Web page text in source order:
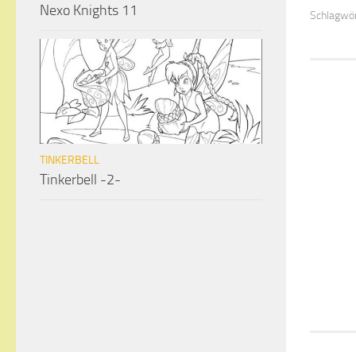
Nexo Knights 11
TINKERBELL
Tinkerbell -2-